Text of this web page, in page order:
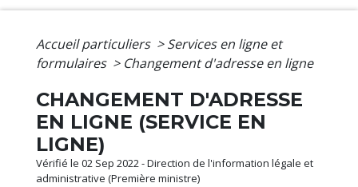
Accueil particuliers > Services en ligne et
formulaires > Changement d'adresse en ligne
CHANGEMENT D'ADRESSE
EN LIGNE (SERVICE EN
LIGNE)
Vérifié le 02 Sep 2022 - Direction de l'information légale et
administrative (Première ministre)